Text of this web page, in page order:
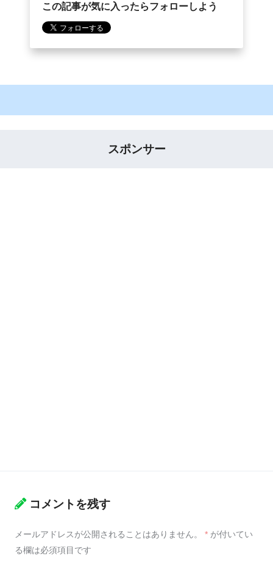
この記事が気に入ったらフォローしよう
スポンサー
コメントを残す
メールアドレスが公開されることはありません。 * が付いてい
る欄は必須項目です